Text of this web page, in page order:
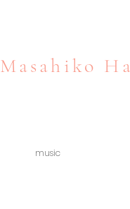
Masahiko
music